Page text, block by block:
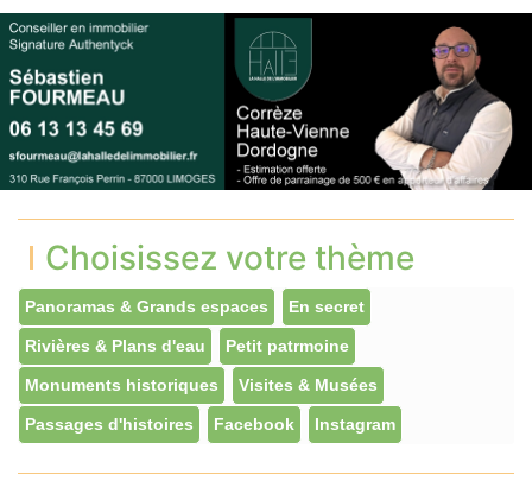
Choisissez votre thème
Panoramas & Grands espaces En secret
Rivières & Plans d'eau Petit patrmoine
Monuments historiques Visites & Musées
Passages d'histoires Facebook Instagram